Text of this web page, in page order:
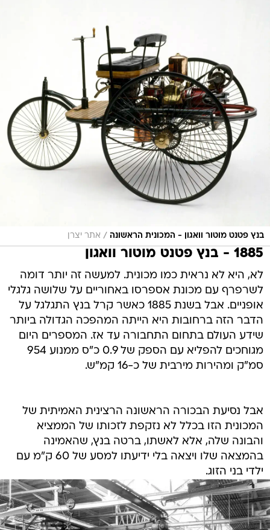
בנץ פטנט מוטור וואגון - המכונית הראשונה / אתר יצרן
1885 - בנץ פטנט מוטור וואגון
לא, היא לא נראית כמו מכונית. למעשה זה יותר דומה
לשרפרף עם מכונת אספרסו באחוריים על שלושה גלגלי
אופניים. אבל בשנת 1885 כאשר קרל בנץ התגלגל על
הדבר הזה ברחובות היא הייתה המהפכה הגדולה ביותר
שידע העולם בתחום התחבורה עד אז. המספרים היום
מגוחכים להפליא עם הספק של 0.9 כ"ס ממנוע 954
סמ"ק ומהירות מירבית של כ-16 קמ"ש.
אבל נסיעת הבכורה הראשונה הרצינית האמיתית של
המכונית הזו בכלל לא נזקפת לזכותו של הממציא
והבונה שלה, אלא לאשתו, ברטה בנץ, שהאמינה
בהמצאה שלו ויצאה בלי ידיעתו למסע של 60 ק"מ עם
ילדי בני הזוג.